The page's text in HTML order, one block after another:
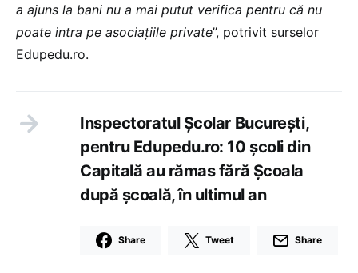
a ajuns la bani nu a mai putut verifica pentru că nu
poate intra pe asociațiile private”, potrivit surselor
Edupedu.ro.
Inspectoratul Școlar București,
pentru Edupedu.ro: 10 școli din
Capitală au rămas fără Școala
după școală, în ultimul an
Share Tweet Share